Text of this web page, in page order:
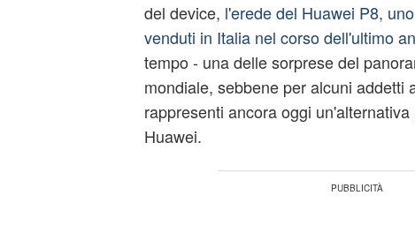
del device, l'erede del Huawei P8,
venduti in Italia nel corso dell'ultimo
tempo - una delle sorprese del
mondiale, sebbene per alcuni addetti
rappresenti ancora oggi
Huawei.